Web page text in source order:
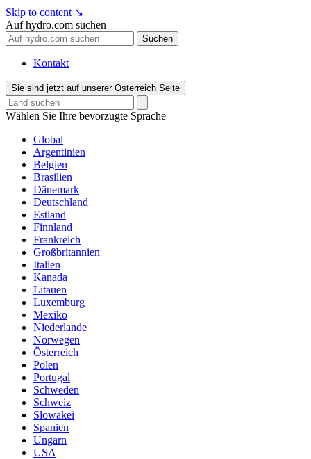
Skip to content ↘
Auf hydro.com suchen
Suchen
Kontakt
Sie sind jetzt auf unserer Österreich Seite
Wählen Sie Ihre bevorzugte Sprache
Global
Argentinien
Belgien
Brasilien
Dänemark
Deutschland
Estland
Finnland
Frankreich
Großbritannien
Italien
Kanada
Litauen
Luxemburg
Mexiko
Niederlande
Norwegen
Österreich
Polen
Portugal
Schweden
Schweiz
Slowakei
Spanien
Ungarn
USA